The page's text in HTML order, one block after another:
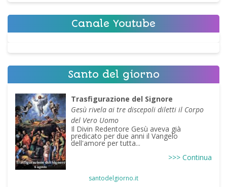
Canale Youtube
Santo del giorno
Trasfigurazione del Signore
Gesù rivela ai tre discepoli diletti il Corpo
del Vero Uomo
Il Divin Redentore Gesù aveva già
predicato per due anni il Vangelo
dell'amore per tutta...
>>> Continua
santodelgiorno.it